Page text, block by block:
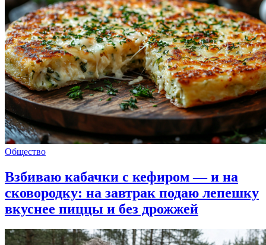
Общество
Взбиваю кабачки с кефиром — и на
сковородку: на завтрак подаю лепешку
вкуснее пиццы и без дрожжей